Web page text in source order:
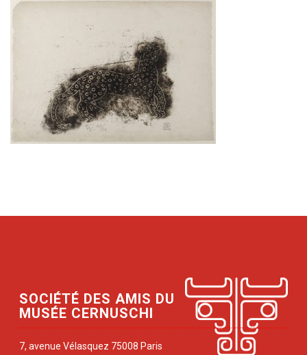
SOCIÉTÉ DES AMIS DU
MUSÉE CERNUSCHI
7, avenue Vélasquez 75008 Paris